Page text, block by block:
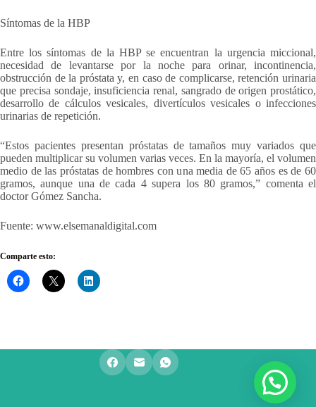
Síntomas de la HBP
Entre los síntomas de la HBP se encuentran la urgencia miccional,
necesidad de levantarse por la noche para orinar, incontinencia,
obstrucción de la próstata y, en caso de complicarse, retención urinaria
que precisa sondaje, insuficiencia renal, sangrado de origen prostático,
desarrollo de cálculos vesicales, divertículos vesicales o infecciones
urinarias de repetición.
“Estos pacientes presentan próstatas de tamaños muy variados que
pueden multiplicar su volumen varias veces. En la mayoría, el volumen
medio de las próstatas de hombres con una media de 65 años es de 60
gramos, aunque una de cada 4 supera los 80 gramos,” comenta el
doctor Gómez Sancha.
Fuente: www.elsemanaldigital.com
Comparte esto: